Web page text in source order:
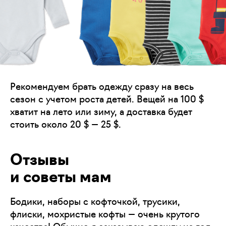
Рекомендуем брать одежду сразу на весь
сезон с учетом роста детей. Вещей на 100 $
хватит на лето или зиму, а доставка будет
стоить около 20 $ — 25 $.
Отзывы
и советы мам
Бодики, наборы с кофточкой, трусики,
флиски, мохристые кофты — очень крутого